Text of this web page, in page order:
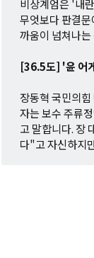
비상계엄은 '내
무엇보다 판결
까움이 넘쳐나
[36.5도] '윤 어
장동혁 국민의
자는 보수 주류
고 말합니다. 장
다"고 자신하지